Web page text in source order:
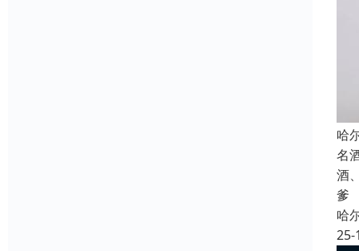
哈
名
酒
爹
哈
25-